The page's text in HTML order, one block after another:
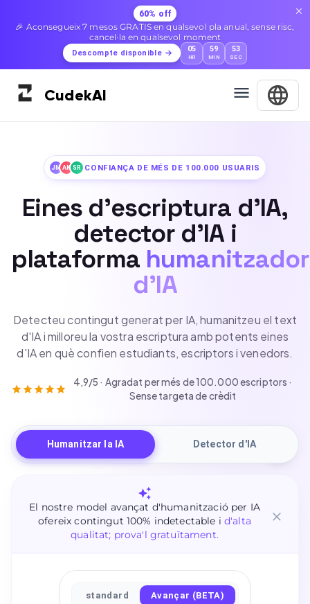
60% off
🎉 Aconsegueix 7 mesos GRATIS en qualsevol pla anual, sense risc,
cancel·la en qualsevol moment
Descompte disponible 05
HR
59
MIN
52
SEC
CudekAI
JM AK SR CONFIANÇA DE MÉS DE 100.000 USUARIS
Eines d'escriptura d'IA,
detector d'IA i
plataforma
d'IA
Detecteu contingut generat per IA, humanitzeu el text
d'IA i milloreu la vostra escriptura amb potents eines
d'IA en què confien estudiants, escriptors i venedors.
4,9/5 · Agradat per més de 100.000 escriptors ·
Sense targeta de crèdit
Humanitzar la IA Detector d'IA
El nostre model avançat d'humanització per IA
ofereix contingut 100% indetectable i d'alta
qualitat; prova'l gratuïtament.
standard Avançar (BETA)